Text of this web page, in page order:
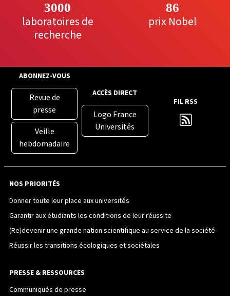
3000
laboratoires de
recherche
86
prix Nobel
ABONNEZ-VOUS
Revue de
presse
Veille
hebdomadaire
ACCÈS DIRECT
Logo France
Universités
FIL RSS
NOS PRIORITÉS
Donner toute leur place aux universités
Garantir aux étudiants les conditions de leur réussite
(Re)devenir une grande nation scientifique au service de la société
Réussir les transitions écologiques et sociétales
PRESSE & RESSOURCES
Communiqués de presse